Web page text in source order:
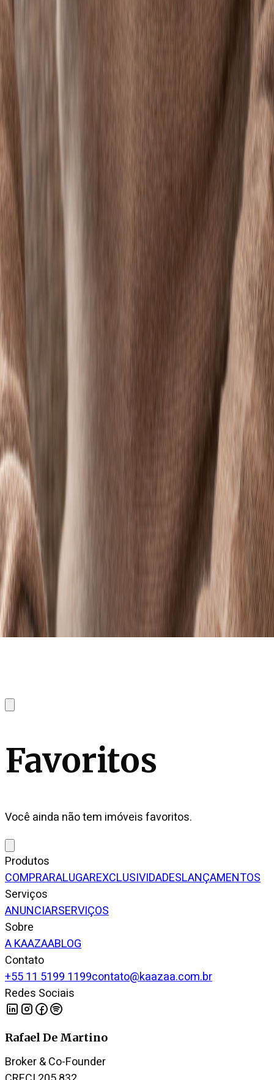
Favoritos
Você ainda não tem imóveis favoritos.
Produtos
COMPRARALUGAREXCLUSIVIDADESLANÇAMENTOS
Serviços
ANUNCIARSERVIÇOS
Sobre
A KAAZAABLOG
Contato
+55 11 5199 1199contato@kaazaa.com.br
Redes Sociais
Rafael De Martino
Broker & Co-Founder